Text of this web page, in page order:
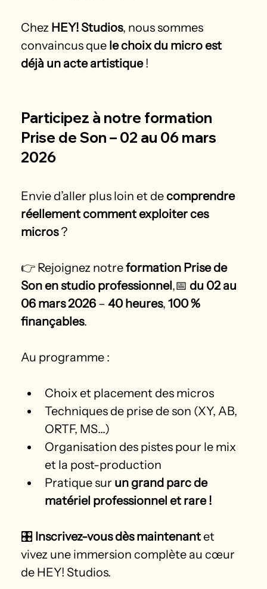
Chez HEY! Studios, nous sommes
convaincus que le choix du micro est
déjà un acte artistique !
Participez à notre formation
Prise de Son – 02 au 06 mars
2026
Envie d’aller plus loin et de comprendre
réellement comment exploiter ces
micros ?
👉 Rejoignez notre formation Prise de
Son en studio professionnel,📅 du 02 au
06 mars 2026 – 40 heures, 100 %
finançables.
Au programme :
Choix et placement des micros
Techniques de prise de son (XY, AB,
ORTF, MS…)
Organisation des pistes pour le mix
et la post-production
Pratique sur un grand parc de
matériel professionnel et rare !
🎛️ Inscrivez-vous dès maintenant et
vivez une immersion complète au cœur
de HEY! Studios.